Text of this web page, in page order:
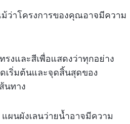
ว่าโครงการของคุณอาจมีความ
งและสีเพื่อแสดงว่าทุกอย่าง
เริ่มต้นและจุดสิ้นสุดของ
นทาง
ผนผังเลนว่ายน้ำอาจมีความ